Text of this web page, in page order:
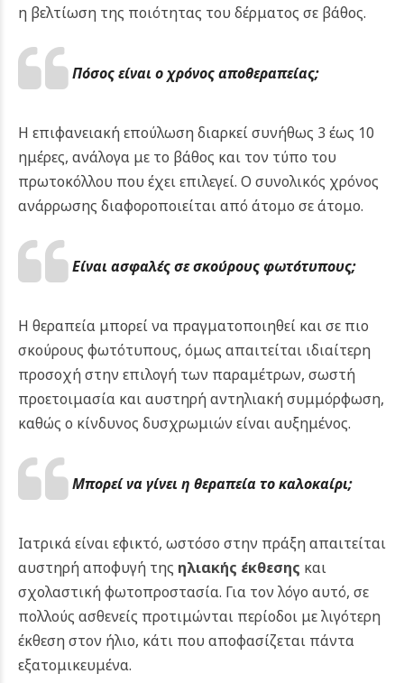
η βελτίωση της ποιότητας του δέρματος σε βάθος.
Πόσος είναι ο χρόνος αποθεραπείας;
Η επιφανειακή επούλωση διαρκεί συνήθως 3 έως 10
ημέρες, ανάλογα με το βάθος και τον τύπο του
πρωτοκόλλου που έχει επιλεγεί. Ο συνολικός χρόνος
ανάρρωσης διαφοροποιείται από άτομο σε άτομο.
Είναι ασφαλές σε σκούρους φωτότυπους;
Η θεραπεία μπορεί να πραγματοποιηθεί και σε πιο
σκούρους φωτότυπους, όμως απαιτείται ιδιαίτερη
προσοχή στην επιλογή των παραμέτρων, σωστή
προετοιμασία και αυστηρή αντηλιακή συμμόρφωση,
καθώς ο κίνδυνος δυσχρωμιών είναι αυξημένος.
Μπορεί να γίνει η θεραπεία το καλοκαίρι;
Ιατρικά είναι εφικτό, ωστόσο στην πράξη απαιτείται
αυστηρή αποφυγή της ηλιακής έκθεσης και
σχολαστική φωτοπροστασία. Για τον λόγο αυτό, σε
πολλούς ασθενείς προτιμώνται περίοδοι με λιγότερη
έκθεση στον ήλιο, κάτι που αποφασίζεται πάντα
εξατομικευμένα.